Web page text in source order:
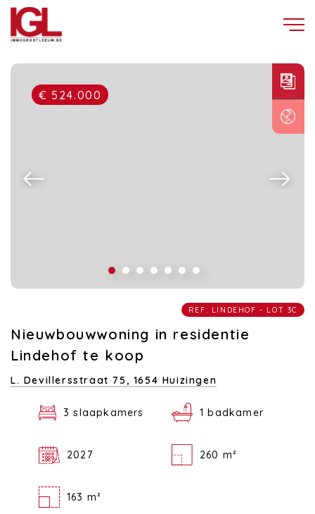
€ 524.000
REF: LINDEHOF - LOT 3C
Nieuwbouwwoning in residentie
Lindehof te koop
L. Devillersstraat 75, 1654 Huizingen
3 slaapkamers 1 badkamer
2027 260 m²
163 m²